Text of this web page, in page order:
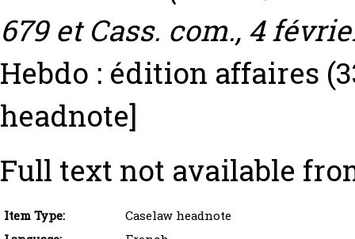
679 et Cass. com., 4
Hebdo : édition affaires
headnote]
Full text not available
Item Type:
Caselaw headnote